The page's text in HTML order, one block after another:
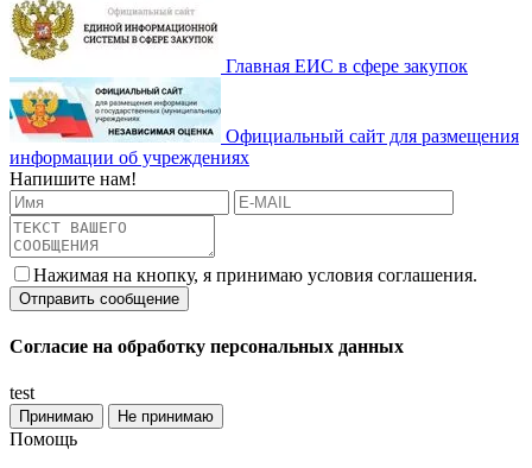
Главная ЕИС в сфере закупок
Официальный сайт для размещения
информации об учреждениях
Напишите нам!
Нажимая на кнопку, я принимаю условия соглашения.
Согласие на обработку персональных данных
test
Принимаю Не принимаю
Помощь